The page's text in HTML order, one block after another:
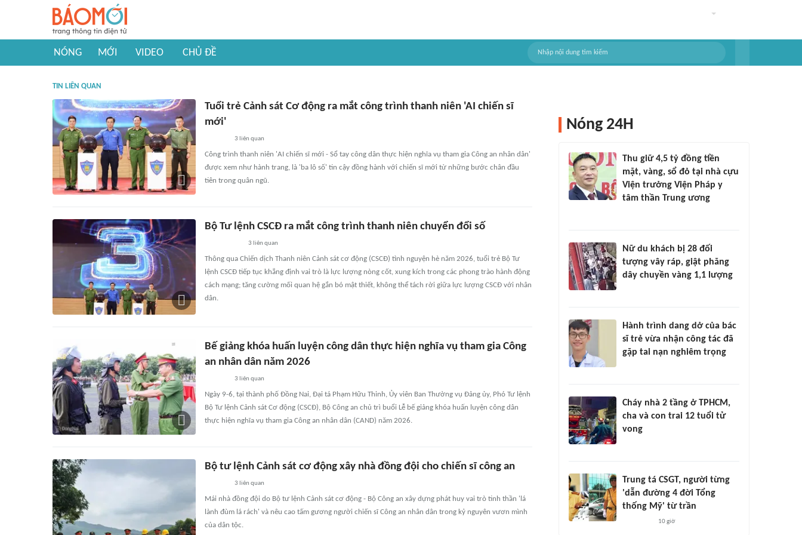
NÓNG MỚI VIDEO CHỦ ĐỀ
TIN LIÊN QUAN
Tuổi trẻ Cảnh sát Cơ động ra mắt công trình thanh niên 'AI chiến sĩ
mới'
3 liên quan
Công trình thanh niên 'AI chiến sĩ mới - Sổ tay công dân thực hiện nghĩa vụ tham gia Công an nhân dân'
được xem như hành trang, là 'ba lô số' tin cậy đồng hành với chiến sĩ mới từ những bước chân đầu
tiên trong quân ngũ.
Bộ Tư lệnh CSCĐ ra mắt công trình thanh niên chuyển đổi số
3 liên quan
Thông qua Chiến dịch Thanh niên Cảnh sát cơ động (CSCĐ) tình nguyện hè năm 2026, tuổi trẻ Bộ Tư
lệnh CSCĐ tiếp tục khẳng định vai trò là lực lượng nòng cốt, xung kích trong các phong trào hành động
cách mạng; tăng cường mối quan hệ gắn bó mật thiết, không thể tách rời giữa lực lượng CSCĐ với nhân
dân.
Bế giảng khóa huấn luyện công dân thực hiện nghĩa vụ tham gia Công
an nhân dân năm 2026
3 liên quan
Ngày 9-6, tại thành phố Đồng Nai, Đại tá Phạm Hữu Thinh, Ủy viên Ban Thường vụ Đảng ủy, Phó Tư lệnh
Bộ Tư lệnh Cảnh sát Cơ động (CSCĐ), Bộ Công an chủ trì buổi Lễ bế giảng khóa huấn luyện công dân
thực hiện nghĩa vụ tham gia Công an nhân dân (CAND) năm 2026.
Bộ tư lệnh Cảnh sát cơ động xây nhà đồng đội cho chiến sĩ công an
3 liên quan
Mái nhà đồng đội do Bộ tư lệnh Cảnh sát cơ động - Bộ Công an xây dựng phát huy vai trò tinh thần 'lá
lành đùm lá rách' và nêu cao tấm gương người chiến sĩ Công an nhân dân trong kỷ nguyên vươn mình
của dân tộc.
Nóng 24H
Thu giữ 4,5 tỷ đồng tiền
mặt, vàng, sổ đỏ tại nhà cựu
Viện trưởng Viện Pháp y
tâm thần Trung ương
Nữ du khách bị 28 đối
tượng vây ráp, giật phăng
dây chuyền vàng 1,1 lượng
Hành trình dang dở của bác
sĩ trẻ vừa nhận công tác đã
gặp tai nạn nghiêm trọng
Cháy nhà 2 tầng ở TPHCM,
cha và con trai 12 tuổi tử
vong
Trung tá CSGT, người từng
'dẫn đường 4 đời Tổng
thống Mỹ' từ trần
10 giờ